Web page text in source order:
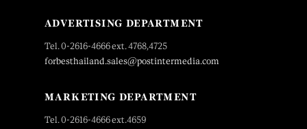
ADVERTISING DEPARTMENT
Tel. 0-2616-4666 ext. 4768,4725
forbesthailand.sales@postintermedia.com
MARKETING DEPARTMENT
Tel. 0-2616-4666 ext.4659